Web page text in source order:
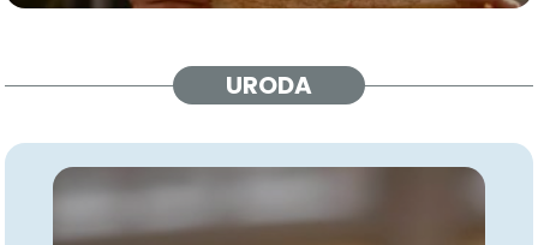
URODA